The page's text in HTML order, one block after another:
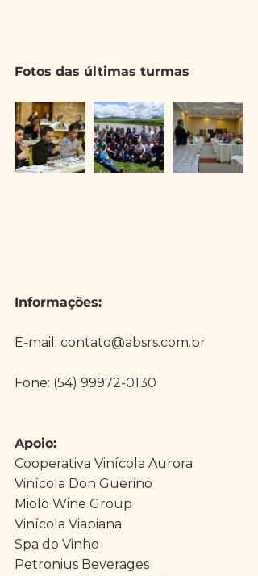
Fotos das últimas turmas
Informações:
E-mail: contato@absrs.com.br
Fone: (54) 99972-0130
Apoio:
Cooperativa Vinícola Aurora
Vinícola Don Guerino
Miolo Wine Group
Vinícola Viapiana
Spa do Vinho
Petronius Beverages